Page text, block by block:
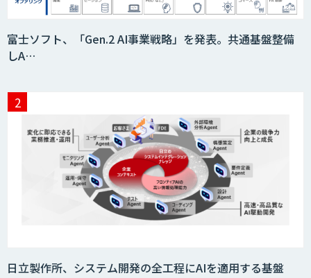
タ収集・作成
JOINT AI Flow byGMO
富士ソフト、「Gen.2 AI事業戦略」を発表。共通基盤整備
しA…
日立製作所、システム開発の全工程にAIを適用する基盤